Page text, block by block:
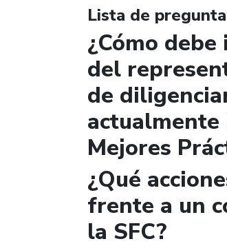
Lista de
¿Cómo
del
de
actualmente
Mejores
¿Qué
frente a un
la SFC?